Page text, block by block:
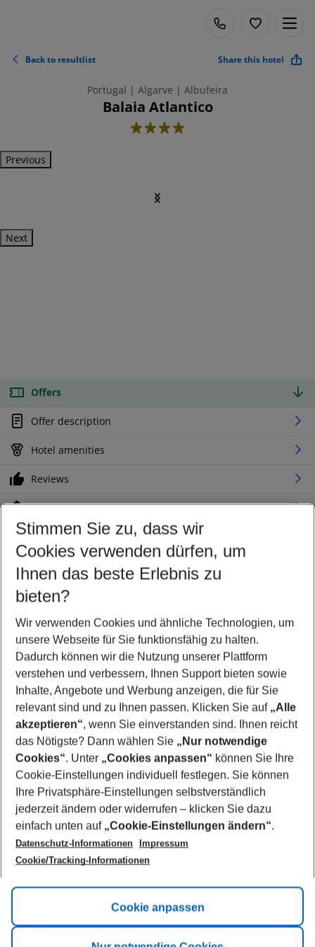
Back to resultlist Share this hotel
Portugal | Algarve | Albufeira
Balaia Atlantico
4
Previous
Next
Offers
Offer description
Hotel amenities
Reviews
Location
Customize your offer
Find the perfect deal which suits your best
Your departure airport
Any airport
Select your date range
09/08/26–07/08/27 5-8 nights
Who will travel
2 adults No children
Show more filter
Footer
Footer navigation
Title A
Link A
Stimmen Sie zu, dass wir
Cookies verwenden dürfen, um
Ihnen das beste Erlebnis zu
bieten?
Wir verwenden Cookies und ähnliche Technologien, um
unsere Webseite für Sie funktionsfähig zu halten.
Dadurch können wir die Nutzung unserer Plattform
verstehen und verbessern, Ihnen Support bieten sowie
Inhalte, Angebote und Werbung anzeigen, die für Sie
relevant sind und zu Ihnen passen. Klicken Sie auf „Alle
akzeptieren“, wenn Sie einverstanden sind. Ihnen reicht
das Nötigste? Dann wählen Sie „Nur notwendige
Cookies“. Unter „Cookies anpassen“ können Sie Ihre
Cookie-Einstellungen individuell festlegen. Sie können
Ihre Privatsphäre-Einstellungen selbstverständlich
jederzeit ändern oder widerrufen – klicken Sie dazu
einfach unten auf „Cookie-Einstellungen ändern“.
Datenschutz-Informationen
Impressum
Cookie/Tracking-Informationen
Cookie anpassen